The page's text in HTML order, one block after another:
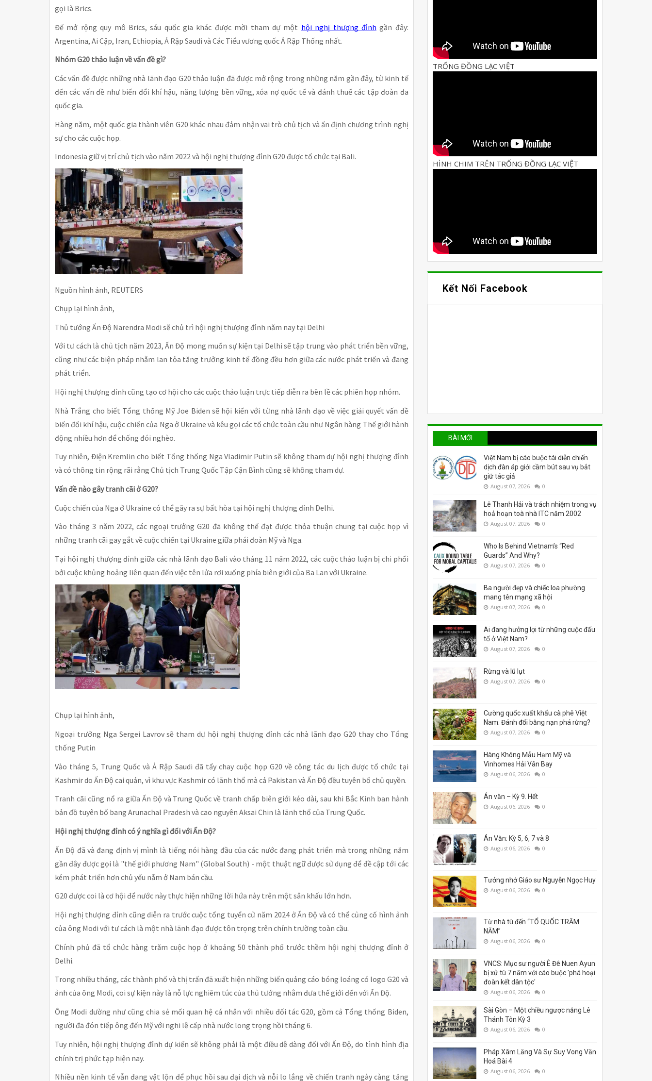
gọi là Brics.
Để mở rộng quy mô Brics, sáu quốc gia khác được mời tham dự một hội nghị thượng đỉnh gần đây:
Argentina, Ai Cập, Iran, Ethiopia, Ả Rập Saudi và Các Tiểu vương quốc Ả Rập Thống nhất.
Nhóm G20 thảo luận về vấn đề gì?
Các vấn đề được những nhà lãnh đạo G20 thảo luận đã được mở rộng trong những năm gần đây, từ kinh tế
đến các vấn đề như biến đổi khí hậu, năng lượng bền vững, xóa nợ quốc tế và đánh thuế các tập đoàn đa
quốc gia.
Hàng năm, một quốc gia thành viên G20 khác nhau đảm nhận vai trò chủ tịch và ấn định chương trình nghị
sự cho các cuộc họp.
Indonesia giữ vị trí chủ tịch vào năm 2022 và hội nghị thượng đỉnh G20 được tổ chức tại Bali.
Nguồn hình ảnh, REUTERS
Chụp lại hình ảnh,
Thủ tướng Ấn Độ Narendra Modi sẽ chủ trì hội nghị thượng đỉnh năm nay tại Delhi
Với tư cách là chủ tịch năm 2023, Ấn Độ mong muốn sự kiện tại Delhi sẽ tập trung vào phát triển bền vững,
cũng như các biện pháp nhằm lan tỏa tăng trưởng kinh tế đồng đều hơn giữa các nước phát triển và đang
phát triển.
Hội nghị thượng đỉnh cũng tạo cơ hội cho các cuộc thảo luận trực tiếp diễn ra bên lề các phiên họp nhóm.
Nhà Trắng cho biết Tổng thống Mỹ Joe Biden sẽ hội kiến với từng nhà lãnh đạo về việc giải quyết vấn đề
biến đổi khí hậu, cuộc chiến của Nga ở Ukraine và kêu gọi các tổ chức toàn cầu như Ngân hàng Thế giới hành
động nhiều hơn để chống đói nghèo.
Tuy nhiên, Điện Kremlin cho biết Tổng thống Nga Vladimir Putin sẽ không tham dự hội nghị thượng đỉnh
và có thông tin rộng rãi rằng Chủ tịch Trung Quốc Tập Cận Bình cũng sẽ không tham dự.
Vấn đề nào gây tranh cãi ở G20?
Cuộc chiến của Nga ở Ukraine có thể gây ra sự bất hòa tại hội nghị thượng đỉnh Delhi.
Vào tháng 3 năm 2022, các ngoại trưởng G20 đã không thể đạt được thỏa thuận chung tại cuộc họp vì
những tranh cãi gay gắt về cuộc chiến tại Ukraine giữa phái đoàn Mỹ và Nga.
Tại hội nghị thượng đỉnh giữa các nhà lãnh đạo Bali vào tháng 11 năm 2022, các cuộc thảo luận bị chi phối
bởi cuộc khủng hoảng liên quan đến việc tên lửa rơi xuống phía biên giới của Ba Lan với Ukraine.
Chụp lại hình ảnh,
Ngoại trưởng Nga Sergei Lavrov sẽ tham dự hội nghị thượng đỉnh các nhà lãnh đạo G20 thay cho Tổng
thống Putin
Vào tháng 5, Trung Quốc và Ả Rập Saudi đã tẩy chay cuộc họp G20 về công tác du lịch được tổ chức tại
Kashmir do Ấn Độ cai quản, vì khu vực Kashmir có lãnh thổ mà cả Pakistan và Ấn Độ đều tuyên bố chủ quyền.
Tranh cãi cũng nổ ra giữa Ấn Độ và Trung Quốc về tranh chấp biên giới kéo dài, sau khi Bắc Kinh ban hành
bản đồ tuyên bố bang Arunachal Pradesh và cao nguyên Aksai Chin là lãnh thổ của Trung Quốc.
Hội nghị thượng đỉnh có ý nghĩa gì đối với Ấn Độ?
Ấn Độ đã và đang định vị mình là tiếng nói hàng đầu của các nước đang phát triển mà trong những năm
gần đây được gọi là "thế giới phương Nam" (Global South) - một thuật ngữ được sử dụng để đề cập tới các
kém phát triển hơn chủ yếu nằm ở Nam bán cầu.
G20 được coi là cơ hội để nước này thực hiện những lời hứa này trên một sân khấu lớn hơn.
Hội nghị thượng đỉnh cũng diễn ra trước cuộc tổng tuyển cử năm 2024 ở Ấn Độ và có thể củng cố hình ảnh
của ông Modi với tư cách là một nhà lãnh đạo được tôn trọng trên chính trường toàn cầu.
Chính phủ đã tổ chức hàng trăm cuộc họp ở khoảng 50 thành phố trước thềm hội nghị thượng đỉnh ở
Delhi.
Trong nhiều tháng, các thành phố và thị trấn đã xuất hiện những biển quảng cáo bóng loáng có logo G20 và
ảnh của ông Modi, coi sự kiện này là nỗ lực nghiêm túc của thủ tướng nhằm đưa thế giới đến với Ấn Độ.
Ông Modi dường như cũng chia sẻ mối quan hệ cá nhân với nhiều đối tác G20, gồm cả Tổng thống Biden,
người đã đón tiếp ông đến Mỹ với nghi lễ cấp nhà nước long trọng hồi tháng 6.
Tuy nhiên, hội nghị thượng đỉnh dự kiến sẽ không phải là một điều dễ dàng đối với Ấn Độ, do tình hình địa
chính trị phức tạp hiện nay.
Nhiều nền kinh tế vẫn đang vật lộn để phục hồi sau đại dịch và nỗi lo lắng về chiến tranh ngày càng tăng
TRỐNG ĐỒNG LẠC VIỆT
HÌNH CHIM TRÊN TRỐNG ĐỒNG LẠC VIỆT
Kết Nối Facebook
BÀI MỚI
Việt Nam bị cáo buộc tái diễn chiến
dịch đàn áp giới cầm bút sau vụ bắt
giữ tác giả
August 07, 2026 0
Lê Thanh Hải và trách nhiệm trong vụ
hoả hoạn toà nhà ITC năm 2002
August 07, 2026 0
Who Is Behind Vietnam’s “Red
Guards” And Why?
August 07, 2026 0
Ba người đẹp và chiếc loa phường
mang tên mạng xã hội
August 07, 2026 0
Ai đang hưởng lợi từ những cuộc đấu
tố ở Việt Nam?
August 07, 2026 0
Rừng và lũ lụt
August 07, 2026 0
Cường quốc xuất khẩu cà phê Việt
Nam: Đánh đổi bằng nạn phá rừng?
August 07, 2026 0
Hàng Không Mẫu Hạm Mỹ và
Vinhomes Hải Vân Bay
August 06, 2026 0
Án văn – Kỳ 9. Hết
August 06, 2026 0
Án Văn: Kỳ 5, 6, 7 và 8
August 06, 2026 0
Tưởng nhớ Giáo sư Nguyễn Ngọc Huy
August 06, 2026 0
Từ nhà tù đến “TỔ QUỐC TRĂM
NĂM”
August 06, 2026 0
VNCS: Mục sư người Ê Đê Nuen Ayun
bị xử tù 7 năm với cáo buộc 'phá hoại
đoàn kết dân tộc'
August 06, 2026 0
Sài Gòn – Một chiều ngược nắng Lê
Thánh Tôn Kỳ 3
August 06, 2026 0
Pháp Xâm Lăng Và Sự Suy Vong Văn
Hoá Bài 4
August 06, 2026 0